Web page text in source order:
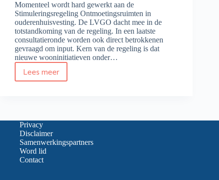
Momenteel wordt hard gewerkt aan de
Stimuleringsregeling Ontmoetingsruimten in
ouderenhuisvesting. De LVGO dacht mee in de
totstandkoming van de regeling. In een laatste
consultatieronde worden ook direct betrokkenen
gevraagd om input. Kern van de regeling is dat
nieuwe wooninitiatieven onder…
Lees meer
Wat
Denk
mee!
Privacy
Disclaimer
Samenwerkingspartners
Word lid
Contact